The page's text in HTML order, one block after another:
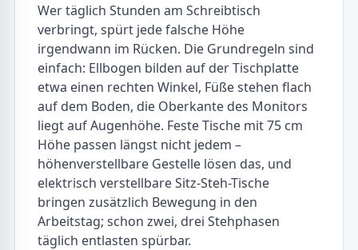
Wer täglich Stunden am Schreibtisch
verbringt, spürt jede falsche Höhe
irgendwann im Rücken. Die Grundregeln sind
einfach: Ellbogen bilden auf der Tischplatte
etwa einen rechten Winkel, Füße stehen flach
auf dem Boden, die Oberkante des Monitors
liegt auf Augenhöhe. Feste Tische mit 75 cm
Höhe passen längst nicht jedem –
höhenverstellbare Gestelle lösen das, und
elektrisch verstellbare Sitz-Steh-Tische
bringen zusätzlich Bewegung in den
Arbeitstag; schon zwei, drei Stehphasen
täglich entlasten spürbar.